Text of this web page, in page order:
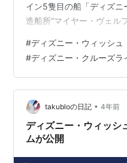
イン5隻目の船「ディズ
造船所“マイヤー・ヴェル
ではエムス川を約24時間
る河川を水量調整で船舶
ね橋など狭い水域の通過
ノット（時速3km）のゆ
た。 エムス川の河口付近
港“エームスハーヴェン”に
#ディズニー・ウィッシュ
#ディズニー・クルーズラ
takubloの日記 • 4年前
ディズニー・ウィッシ
ムが公開